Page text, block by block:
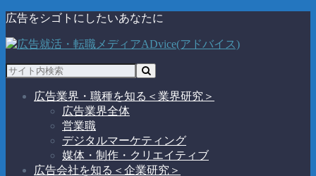
広告をシゴトにしたいあなたに
広告業界・職種を知る ＜業界研究＞
広告業界全体
営業職
デジタルマーケティング
媒体・制作・クリエイティブ
広告会社を知る ＜企業研究＞